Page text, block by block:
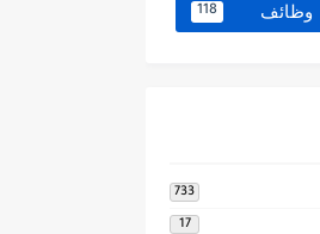
وظائف 118
733
17